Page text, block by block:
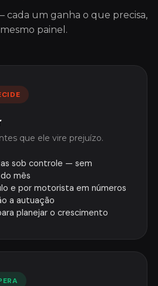
cada um ganha o que precisa,
painel.
que ele vire prejuízo.
sob controle — sem
mês
e por motorista em números
a autuação
planejar o crescimento